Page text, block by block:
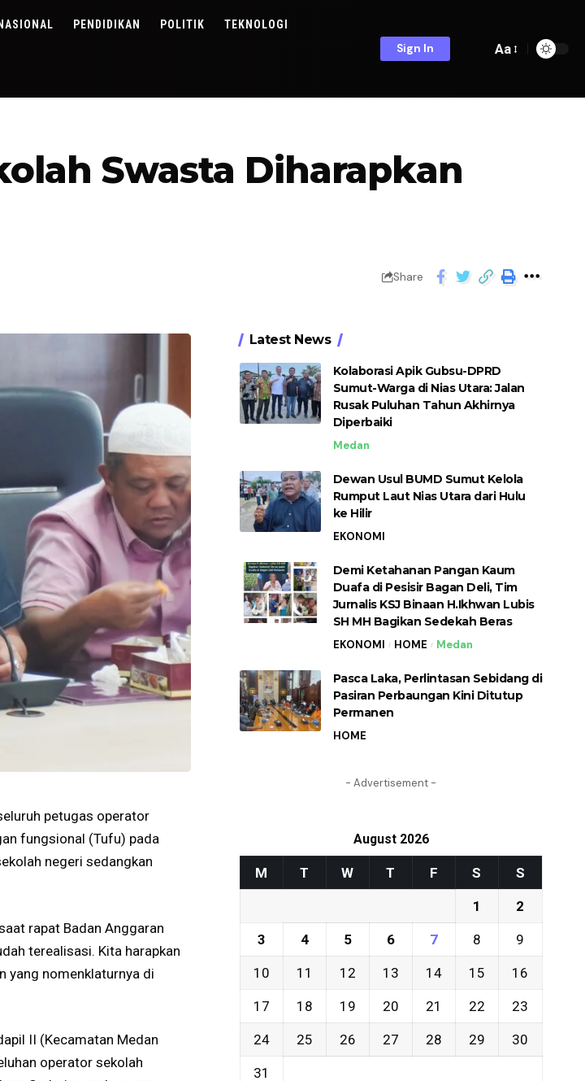
PENDIDIKAN POLITIK TEKNOLOGI
Sign In Aa
Swasta Diharapkan
Share
petugas operator
fungsional (Tufu) pada
negeri sedangkan
rapat Badan Anggaran
terealisasi. Kita harapkan
yang nomenklaturnya di
II (Kecamatan Medan
operator sekolah
Latest News
Kolaborasi Apik Gubsu-DPRD
Sumut-Warga di Nias Utara: Jalan
Rusak Puluhan Tahun Akhirnya
Diperbaiki
Medan
Dewan Usul BUMD Sumut Kelola
Rumput Laut Nias Utara dari Hulu
ke Hilir
EKONOMI
Demi Ketahanan Pangan Kaum
Duafa di Pesisir Bagan Deli, Tim
Jurnalis KSJ Binaan H.Ikhwan Lubis
SH MH Bagikan Sedekah Beras
EKONOMI HOME Medan
Pasca Laka, Perlintasan Sebidang di
Pasiran Perbaungan Kini Ditutup
Permanen
HOME
- Advertisement -
August 2026
M T W T F S S
1 2
3 4 5 6 7 8 9
10 11 12 13 14 15 16
17 18 19 20 21 22 23
24 25 26 27 28 29 30
31